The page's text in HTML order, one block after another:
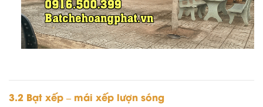
3.2 Bạt xếp – mái xếp lượn sóng